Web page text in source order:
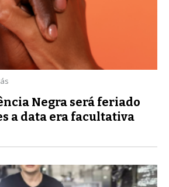
Negra será feriado
a data era facultativa